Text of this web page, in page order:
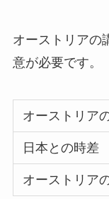
オーストリアの
意が必要です。
オーストリア
日本との時差
オーストリア